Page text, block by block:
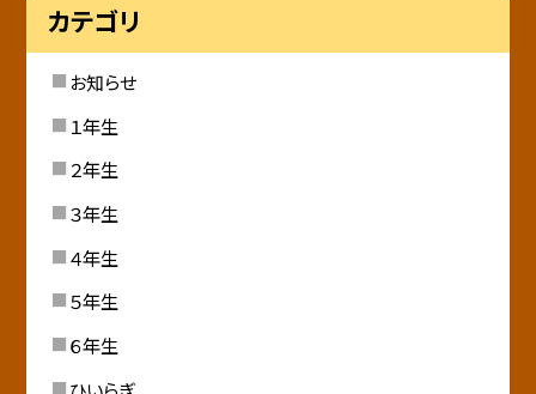
カテゴリ
お知らせ
１年生
２年生
３年生
４年生
５年生
６年生
ひいらぎ